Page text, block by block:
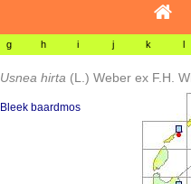
g h i j k l
Usnea hirta (L.) Weber ex F.H.
Bleek baardmos